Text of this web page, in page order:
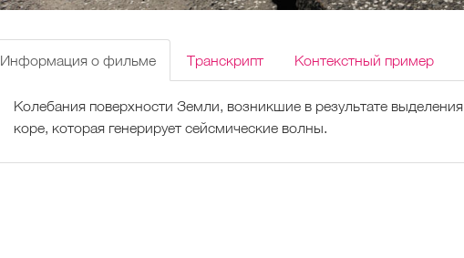
Информация о фильме Транскрипт Контекстный пример
Колебания поверхности Земли, возникшие в результате
коре, которая генерирует сейсмические волны.